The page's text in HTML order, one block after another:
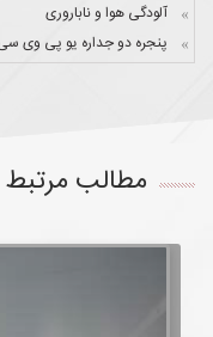
آلودگی هوا و ناباروری
پنجره دو جداره یو پی وی سی
مطالب مرتبط